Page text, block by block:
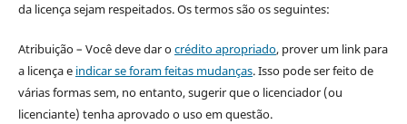
da licença sejam respeitados. Os termos são os seguintes:
Atribuição – Você deve dar ocrédito apropriado, prover um link para
a licença e indicar se foram feitas mudanças. Isso pode ser feito de
várias formas sem, no entanto, sugerir que o licenciador (ou
licenciante) tenha aprovado o uso em questão.